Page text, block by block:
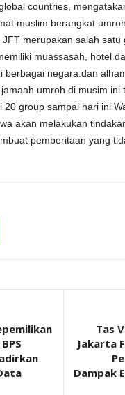
countries,
muslim berangkat
merupakan salah satu
muassasah, hotel
berbagai negara.dan
umroh di musim ini
20 group sampai hari ini
akan melakukan
pemberitaan yang
Tas
Jakarta
Dampak